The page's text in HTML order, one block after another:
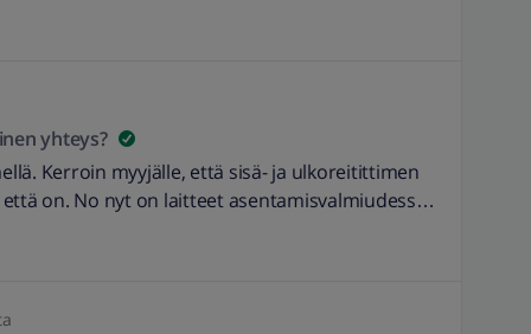
yhteys?
Kerroin myyjälle, että sisä- ja ulkoreitittimen
on. No nyt on laitteet asentamisvalmiudessa.
langallisena. Mikä avuksi. Sinällään olen
tämä ei ollut ainoa myyjän epäselvyys….